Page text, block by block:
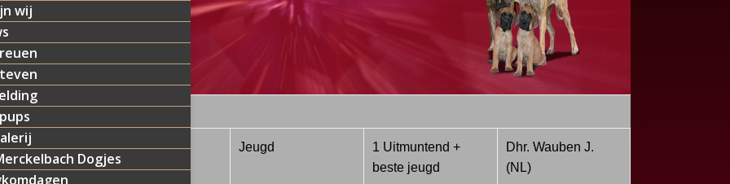
wij
Dogjes
2014 Leuven (B) Jeugd
1 Uitmuntend +
beste jeugd
Dhr. Wauben J.
(NL)